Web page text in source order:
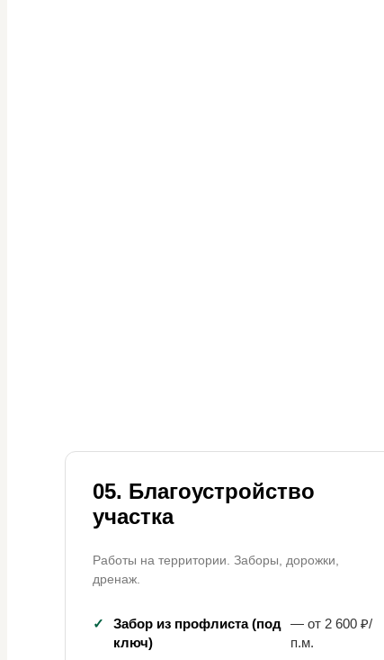
05. Благоустройство
участка
Работы на территории. Заборы, дорожки,
дренаж.
✓
Забор из профлиста (под
ключ)
— от 2 600 ₽/
п.м.